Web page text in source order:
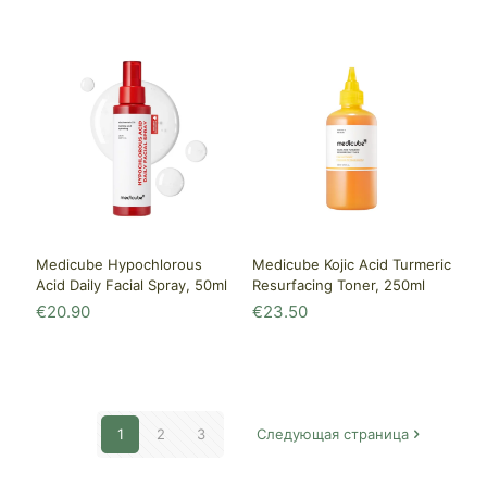
Medicube Hypochlorous
Acid Daily Facial Spray, 50ml
€20.90
Medicube Kojic Acid Turmeric
Resurfacing Toner, 250ml
€23.50
1 2 3 Следующая страница